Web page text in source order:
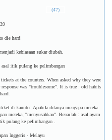
(47)
die hard
kebiasaan sukar diubah.
itik pulang ke pelimbangan
at the counters. When asked why they were
was "troublesome". It is true : old habits
di kaunter. Apabila ditanya mengapa mereka
mereka, ''menyusahkan''. Benarlah : asal ayam
pulang ke pelimbangan .
Inggeris - Melayu